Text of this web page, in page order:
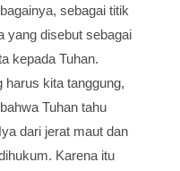
sebagai titik
yang disebut sebagai
kepada Tuhan.
harus kita tanggung,
Tuhan tahu
dari jerat maut dan
Karena itu